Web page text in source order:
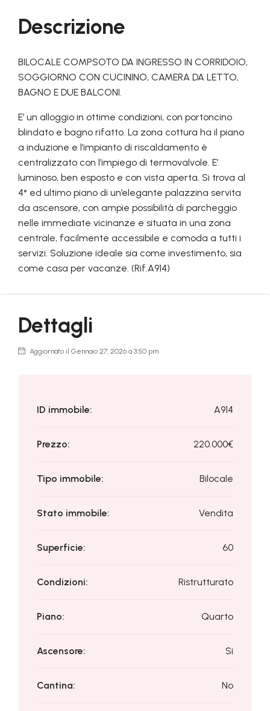
Descrizione
BILOCALE COMPSOTO DA INGRESSO IN CORRIDOIO,
SOGGIORNO CON CUCININO, CAMERA DA LETTO,
BAGNO E DUE BALCONI.
E’ un alloggio in ottime condizioni, con portoncino
blindato e bagno rifatto. La zona cottura ha il piano
a induzione e l’impianto di riscaldamento è
centralizzato con l’impiego di termovalvole. E’
luminoso, ben esposto e con vista aperta. Si trova al
4° ed ultimo piano di un’elegante palazzina servita
da ascensore, con ampie possibilità di parcheggio
nelle immediate vicinanze e situata in una zona
centrale, facilmente accessibile e comoda a tutti i
servizi. Soluzione ideale sia come investimento, sia
come casa per vacanze. (Rif.A914)
Dettagli
Aggiornato il Gennaio 27, 2026 a 3:50 pm
ID immobile: A914
Prezzo: 220.000€
Tipo immobile: Bilocale
Stato immobile: Vendita
Superficie: 60
Condizioni: Ristrutturato
Piano: Quarto
Ascensore: Si
Cantina: No